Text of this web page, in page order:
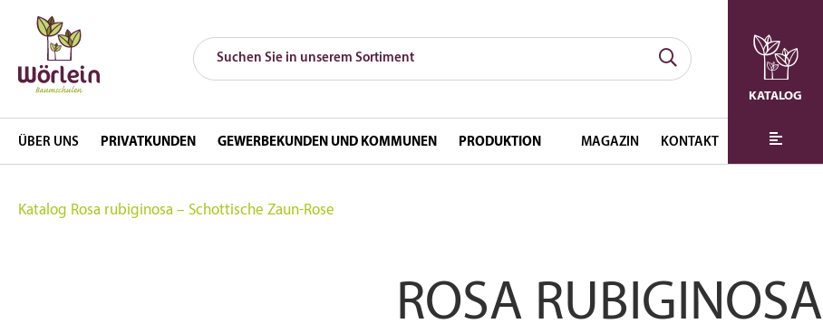
KATALOG
ÜBER UNS PRIVATKUNDEN GEWERBEKUNDEN UND KOMMUNEN PRODUKTION MAGAZIN KONTAKT
Katalog Rosa rubiginosa – Schottische Zaun-Rose
ROSA RUBIGINOSA